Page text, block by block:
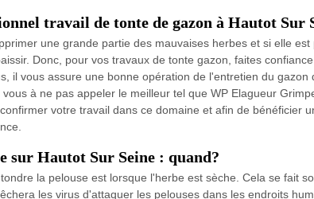
travail de tonte de gazon à Hautot Sur
une grande partie des mauvaises herbes et si elle
Donc, pour vos travaux de tonte gazon, faites
il vous assure une bonne opération de l'entretien du gazon
à ne pas appeler le meilleur tel que WP Elagueur
votre travail dans ce domaine et afin de bénéficier
sur Hautot Sur Seine : quand?
la pelouse est lorsque l'herbe est sèche. Cela se fait
les virus d'attaquer les pelouses dans les endroits